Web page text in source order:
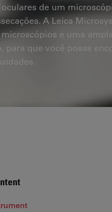
oculares de um
A Leica
microscópios e uma
para que você possa